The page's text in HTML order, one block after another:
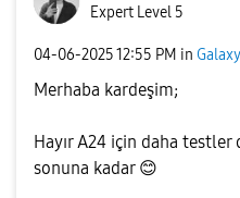
Expert Level 5
‎04-06-202512:55 PM in
Merhaba kardeşim;
Hayır A24 için daha testler
sonuna kadar 😊